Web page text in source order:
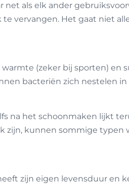
als elk ander
vervangen. Het gaat niet
(zeker bij sporten)
bacteriën zich nestelen
na het schoonmaken lijkt
zijn, kunnen sommige typen
zijn eigen levensduur en